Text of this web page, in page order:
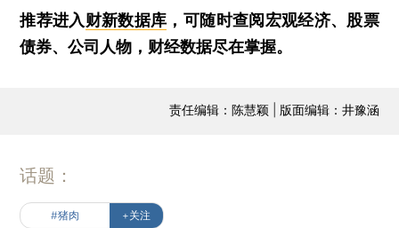
推荐进入财新数据库 ，可随时查阅宏观经济、股票
债券、公司人物，财经数据尽在掌握。
责任编辑：陈慧颖 | 版面编辑：井豫涵
话题：
#猪肉 +关注